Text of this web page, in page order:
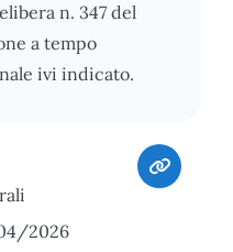
n. 347 del
a tempo
ivi indicato.
2026